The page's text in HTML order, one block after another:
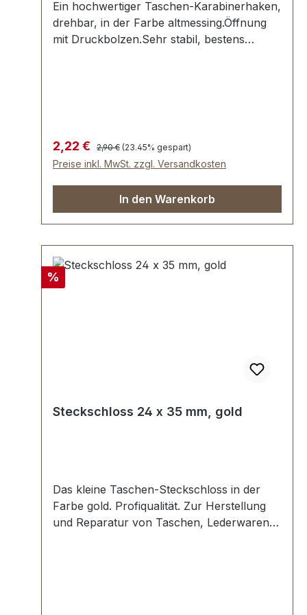
Ein hochwertiger Taschen-Karabinerhaken,
drehbar, in der Farbe altmessing.Öffnung
mit Druckbolzen.Sehr stabil, bestens
Verkaufspreis:
2,22 € Regulärer Preis:
2,90 € (23.45% gespart)
Preise inkl. MwSt. zzgl. Versandkosten
In den Warenkorb
Rabatt
%
Steckschloss 24 x 35 mm, gold
Das kleine Taschen-Steckschloss in der
Farbe gold. Profiqualität. Zur Herstellung
und Reparatur von Taschen, Lederwaren,